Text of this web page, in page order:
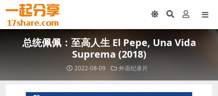
总统佩佩：至高人生 El Pepe, Una Vida
Suprema (2018)
2022-08-09 外语纪录片